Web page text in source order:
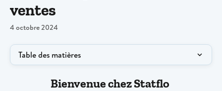
ventes
4 octobre 2024
Table des matières
Bienvenue chez Statflo